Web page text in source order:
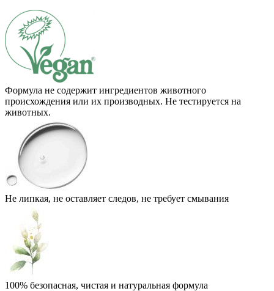
Формула не содержит ингредиентов животного
происхождения или их производных. Не тестируется на
животных.
Не липкая, не оставляет следов, не требует смывания
100% безопасная, чистая и натуральная формула